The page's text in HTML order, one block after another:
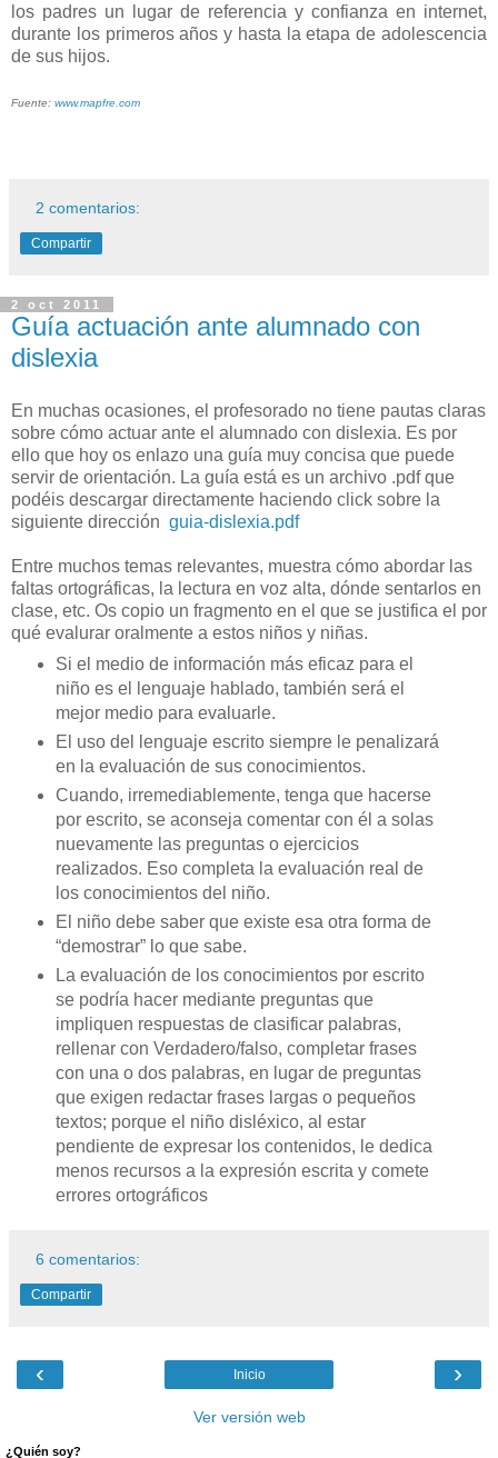
los padres un lugar de referencia y confianza en internet,
durante los primeros años y hasta la etapa de adolescencia
de sus hijos.
Fuente: www.mapfre.com
2 comentarios:
Compartir
2 oct 2011
Guía actuación ante alumnado con
dislexia
En muchas ocasiones, el profesorado no tiene pautas claras
sobre cómo actuar ante el alumnado con dislexia. Es por
ello que hoy os enlazo una guía muy concisa que puede
servir de orientación. La guía está es un archivo .pdf que
podéis descargar directamente haciendo click sobre la
siguiente dirección guia-dislexia.pdf
Entre muchos temas relevantes, muestra cómo abordar las
faltas ortográficas, la lectura en voz alta, dónde sentarlos en
clase, etc. Os copio un fragmento en el que se justifica el por
qué evalurar oralmente a estos niños y niñas.
Si el medio de información más eficaz para el
niño es el lenguaje hablado, también será el
mejor medio para evaluarle.
El uso del lenguaje escrito siempre le penalizará
en la evaluación de sus conocimientos.
Cuando, irremediablemente, tenga que hacerse
por escrito, se aconseja comentar con él a solas
nuevamente las preguntas o ejercicios
realizados. Eso completa la evaluación real de
los conocimientos del niño.
El niño debe saber que existe esa otra forma de
“demostrar” lo que sabe.
La evaluación de los conocimientos por escrito
se podría hacer mediante preguntas que
impliquen respuestas de clasificar palabras,
rellenar con Verdadero/falso, completar frases
con una o dos palabras, en lugar de preguntas
que exigen redactar frases largas o pequeños
textos; porque el niño disléxico, al estar
pendiente de expresar los contenidos, le dedica
menos recursos a la expresión escrita y comete
errores ortográficos
6 comentarios:
Compartir
‹ ›
Inicio
Ver versión web
¿Quién soy?